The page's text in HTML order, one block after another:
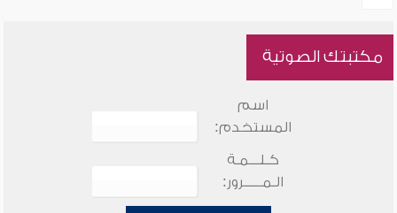
مكتبتك الصوتية
اسم
المستخدم:
كـلـــمـة
الـمـــــرور: